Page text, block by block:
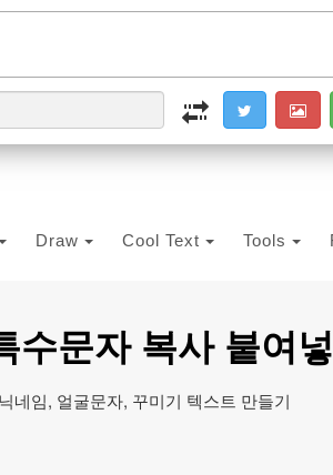
Draw Cool Text Tools
수문자 복사 붙여
네임, 얼굴문자, 꾸미기 텍스트 만들기